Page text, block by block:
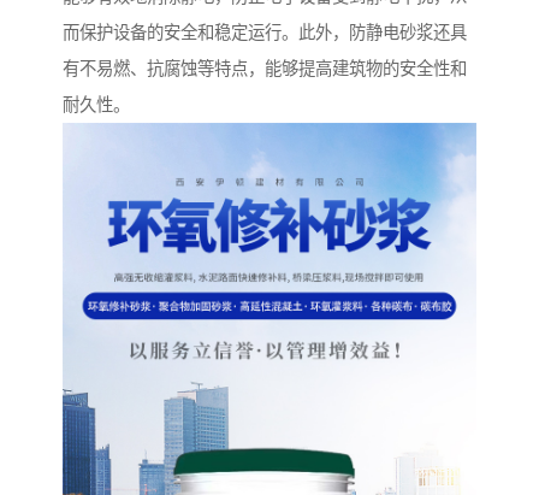
而保护设备的安全和稳定运行。此外，防静电砂浆还具
有不易燃、抗腐蚀等特点，能够提高建筑物的安全性和
耐久性。